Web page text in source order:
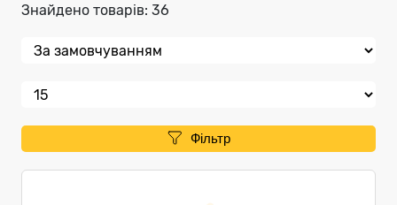
Знайдено товарів: 36
Фільтр